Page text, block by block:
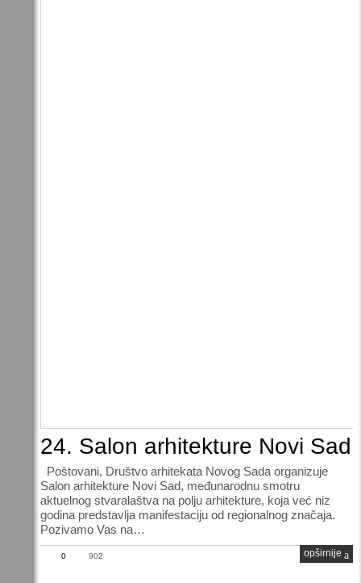
24. Salon arhitekture Novi Sad
Poštovani, Društvo arhitekata Novog Sada organizuje
Salon arhitekture Novi Sad, međunarodnu smotru
aktuelnog stvaralaštva na polju arhitekture, koja već niz
godina predstavlja manifestaciju od regionalnog značaja.
Pozivamo Vas na…
0 902 opširnije